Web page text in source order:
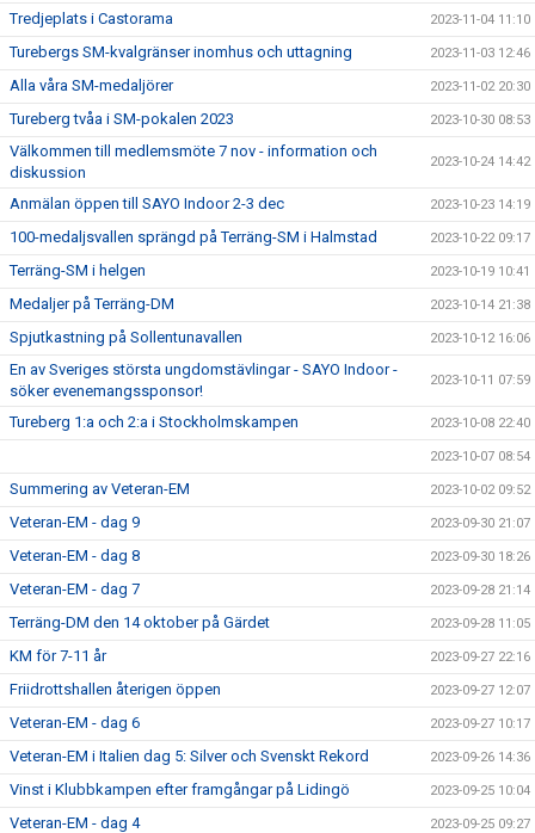
Tredjeplats i Castorama 2023-11-04 11:10
Turebergs SM-kvalgränser inomhus och uttagning 2023-11-03 12:46
Alla våra SM-medaljörer 2023-11-02 20:30
Tureberg tvåa i SM-pokalen 2023 2023-10-30 08:53
Välkommen till medlemsmöte 7 nov - information och
diskussion
2023-10-24 14:42
Anmälan öppen till SAYO Indoor 2-3 dec 2023-10-23 14:19
100-medaljsvallen sprängd på Terräng-SM i Halmstad 2023-10-22 09:17
Terräng-SM i helgen 2023-10-19 10:41
Medaljer på Terräng-DM 2023-10-14 21:38
Spjutkastning på Sollentunavallen 2023-10-12 16:06
En av Sveriges största ungdomstävlingar - SAYO Indoor -
söker evenemangssponsor!
2023-10-11 07:59
Tureberg 1:a och 2:a i Stockholmskampen 2023-10-08 22:40
2023-10-07 08:54
Summering av Veteran-EM 2023-10-02 09:52
Veteran-EM - dag 9 2023-09-30 21:07
Veteran-EM - dag 8 2023-09-30 18:26
Veteran-EM - dag 7 2023-09-28 21:14
Terräng-DM den 14 oktober på Gärdet 2023-09-28 11:05
KM för 7-11 år 2023-09-27 22:16
Friidrottshallen återigen öppen 2023-09-27 12:07
Veteran-EM - dag 6 2023-09-27 10:17
Veteran-EM i Italien dag 5: Silver och Svenskt Rekord 2023-09-26 14:36
Vinst i Klubbkampen efter framgångar på Lidingö 2023-09-25 10:04
Veteran-EM - dag 4 2023-09-25 09:27